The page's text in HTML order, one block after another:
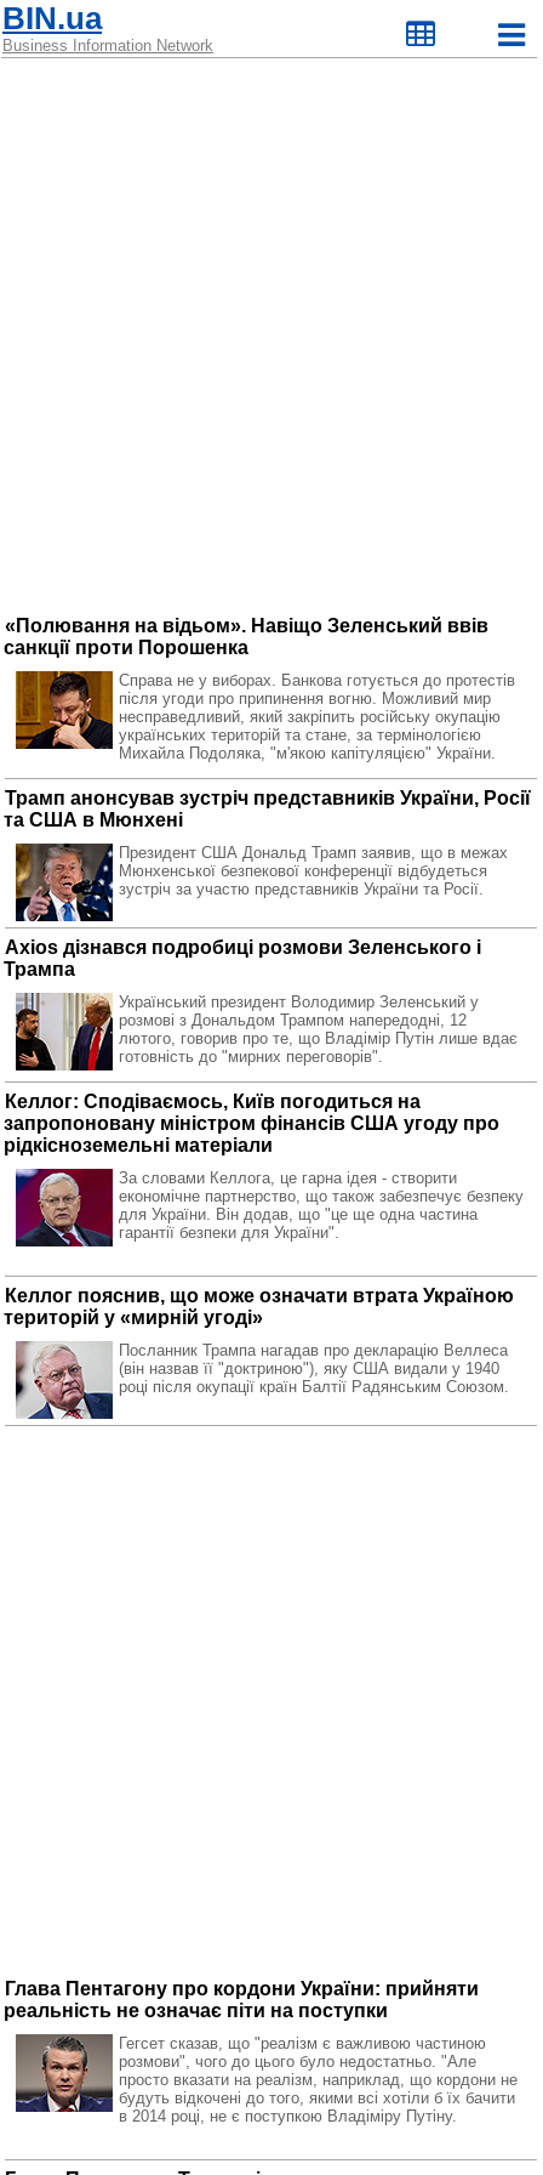
BIN.ua
Business Information Network
«Полювання на відьом». Навіщо Зеленський ввів
санкції проти Порошенка
Справа не у виборах. Банкова готується до протестів
після угоди про припинення вогню. Можливий мир
несправедливий, який закріпить російську окупацію
українських територій та стане, за термінологією
Михайла Подоляка, "м'якою капітуляцією" України.
Трамп анонсував зустріч представників України, Росії
та США в Мюнхені
Президент США Дональд Трамп заявив, що в межах
Мюнхенської безпекової конференції відбудеться
зустріч за участю представників України та Росії.
Axios дізнався подробиці розмови Зеленського і
Трампа
Український президент Володимир Зеленський у
розмові з Дональдом Трампом напередодні, 12
лютого, говорив про те, що Владімір Путін лише вдає
готовність до "мирних переговорів".
Келлог: Сподіваємось, Київ погодиться на
запропоновану міністром фінансів США угоду про
рідкісноземельні матеріали
За словами Келлога, це гарна ідея - створити
економічне партнерство, що також забезпечує безпеку
для України. Він додав, що "це ще одна частина
гарантії безпеки для України".
Келлог пояснив, що може означати втрата Україною
територій у «мирній угоді»
Посланник Трампа нагадав про декларацію Веллеса
(він назвав її "доктриною"), яку США видали у 1940
році після окупації країн Балтії Радянським Союзом.
Глава Пентагону про кордони України: прийняти
реальність не означає піти на поступки
Гегсет сказав, що "реалізм є важливою частиною
розмови", чого до цього було недостатньо. "Але
просто вказати на реалізм, наприклад, що кордони не
будуть відкочені до того, якими всі хотіли б їх бачити
в 2014 році, не є поступкою Владіміру Путіну.